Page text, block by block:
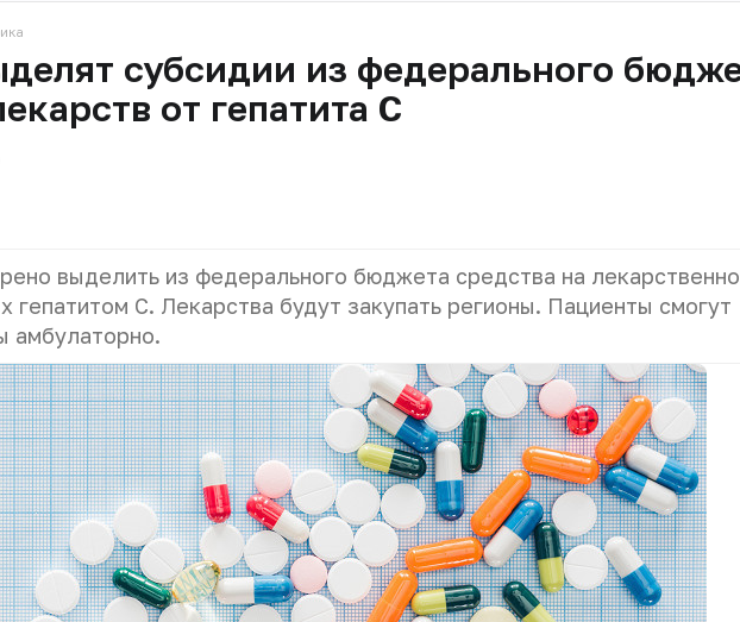
субсидии из федерального
от гепатита С
выделить из федерального бюджета средства на
гепатитом С. Лекарства будут закупать регионы. Пациенты смогут
амбулаторно.